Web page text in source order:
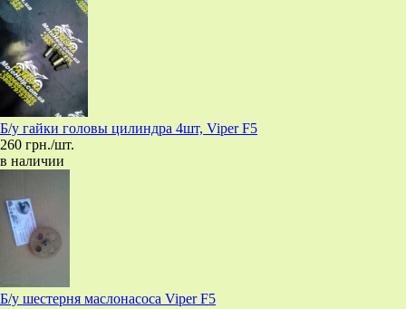
Б/у гайки головы цилиндра 4шт, Viper F5
260 грн./шт.
в наличии
Б/у шестерня маслонасоса Viper F5